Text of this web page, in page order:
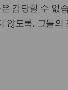
감당할 수 없
않도록, 그들